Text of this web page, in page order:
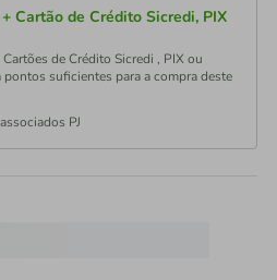
Cartão de Crédito Sicredi, PIX
de Crédito Sicredi , PIX ou
suficientes para a compra deste
PJ